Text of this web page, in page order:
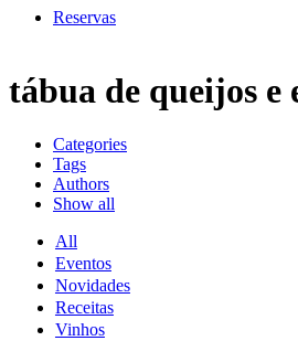
Reservas
tábua de queijos e
Categories
Tags
Authors
Show all
All
Eventos
Novidades
Receitas
Vinhos